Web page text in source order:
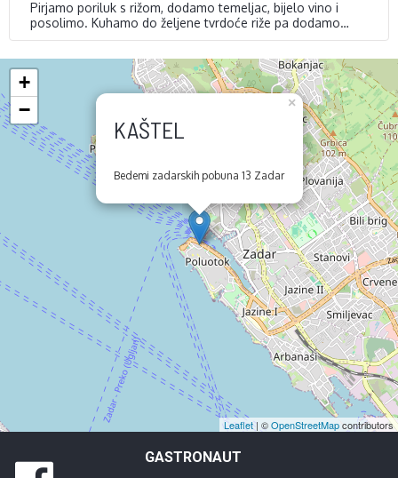
Pirjamo poriluk s rižom, dodamo temeljac, bijelo vino i
posolimo. Kuhamo do željene tvrdoće riže pa dodamo
maslac, prah od limete i emulziramo.
Odvojeno pečemo Jakobove kapice i škampe na
minuta. Sve zajedno posložimo i serviramo.
Čips od sira napravimo tako da …
KAŠTEL
Bedemi zadarskih pobuna 13 Zadar
×
+
−
Leaflet| ©OpenStreetMapcontributors
GASTRONAUT